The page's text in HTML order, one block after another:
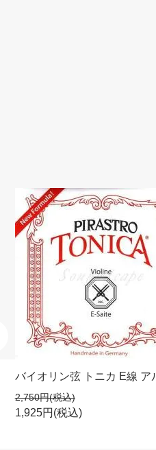
バイオリン弦 トニカ E線 ア
2,750円(税込)
1,925円(税込)